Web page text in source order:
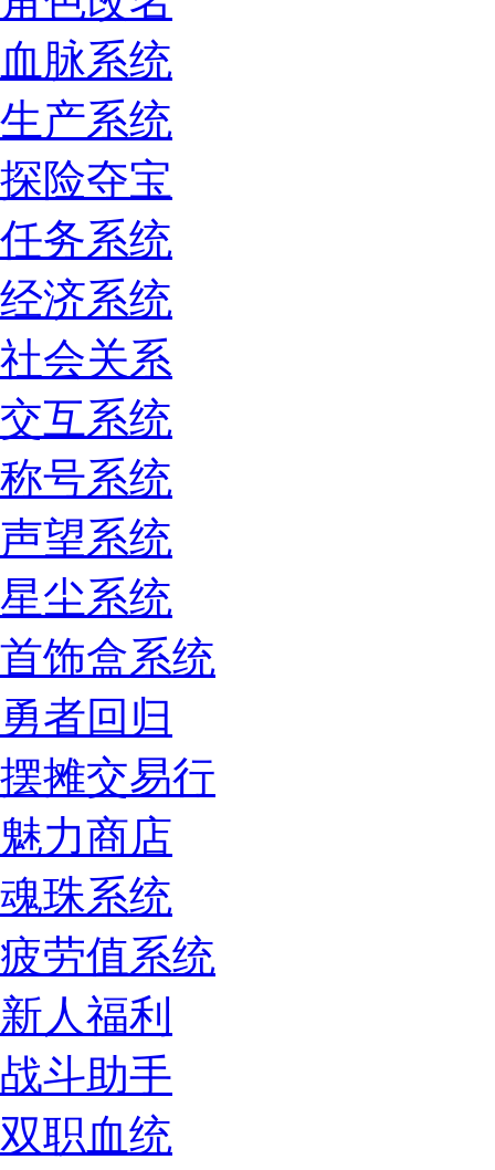
血脉系统
生产系统
探险夺宝
任务系统
经济系统
社会关系
交互系统
称号系统
声望系统
星尘系统
首饰盒系统
勇者回归
摆摊交易行
魅力商店
魂珠系统
疲劳值系统
新人福利
战斗助手
双职血统